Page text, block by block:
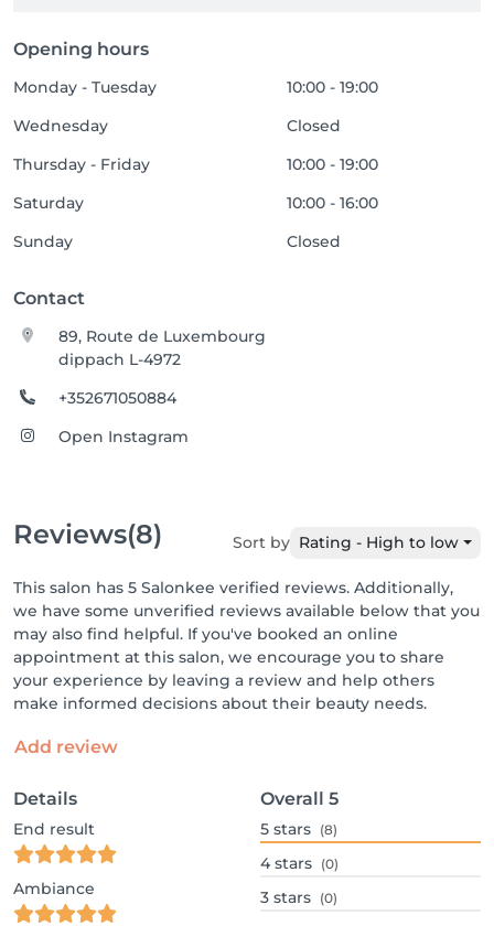
Opening hours
Monday - Tuesday
10:00 - 19:00
Wednesday
Closed
Thursday - Friday
10:00 - 19:00
Saturday
10:00 - 16:00
Sunday
Closed
Contact
89, Route de Luxembourg
dippach L-4972
+352671050884
Open Instagram
Reviews(8) Sort by Rating - High to low
This salon has 5 Salonkee verified reviews. Additionally,
we have some unverified reviews available below that you
may also find helpful. If you've booked an online
appointment at this salon, we encourage you to share
your experience by leaving a review and help others
make informed decisions about their beauty needs.
Add review
Details
End result
Ambiance
Overall 5
5 stars (8)
4 stars (0)
3 stars (0)